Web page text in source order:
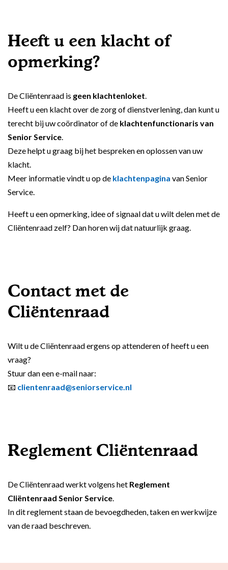
Heeft u een klacht of
opmerking?
De Cliëntenraad is geen klachtenloket.
Heeft u een klacht over de zorg of dienstverlening, dan kunt u
terecht bij uw coördinator of de klachtenfunctionaris van
Senior Service.
Deze helpt u graag bij het bespreken en oplossen van uw
klacht.
Meer informatie vindt u op de klachtenpagina van Senior
Service.
Heeft u een opmerking, idee of signaal dat u wilt delen met de
Cliëntenraad zelf? Dan horen wij dat natuurlijk graag.
Contact met de
Cliëntenraad
Wilt u de Cliëntenraad ergens op attenderen of heeft u een
vraag?
Stuur dan een e-mail naar:
📧 clientenraad@seniorservice.nl
Reglement Cliëntenraad
De Cliëntenraad werkt volgens het Reglement
Cliëntenraad Senior Service.
In dit reglement staan de bevoegdheden, taken en werkwijze
van de raad beschreven.